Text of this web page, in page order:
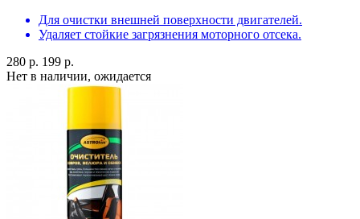
Для очистки внешней поверхности двигателей.
Удаляет стойкие загрязнения моторного отсека.
280 р. 199 р.
Нет в наличии, ожидается